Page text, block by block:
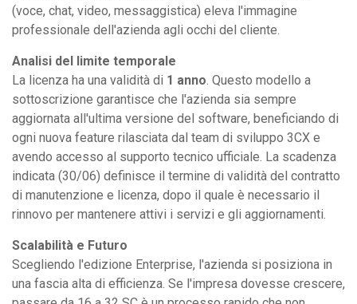
(voce, chat, video, messaggistica) eleva l'immagine
professionale dell'azienda agli occhi del cliente.
Analisi del limite temporale
La licenza ha una validità di 1 anno. Questo modello a
sottoscrizione garantisce che l'azienda sia sempre
aggiornata all'ultima versione del software, beneficiando di
ogni nuova feature rilasciata dal team di sviluppo 3CX e
avendo accesso al supporto tecnico ufficiale. La scadenza
indicata (30/06) definisce il termine di validità del contratto
di manutenzione e licenza, dopo il quale è necessario il
rinnovo per mantenere attivi i servizi e gli aggiornamenti.
Scalabilità e Futuro
Scegliendo l'edizione Enterprise, l'azienda si posiziona in
una fascia alta di efficienza. Se l'impresa dovesse crescere,